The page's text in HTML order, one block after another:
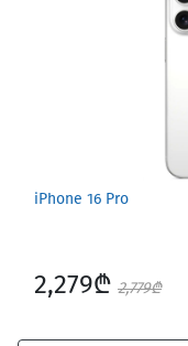
iPhone 16 Pro
2,279₾ 2,779₾